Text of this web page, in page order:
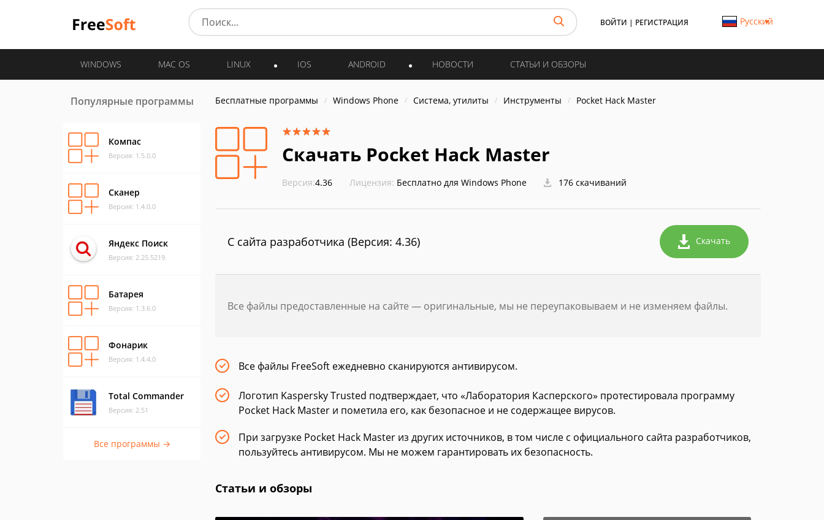
ВОЙТИ | РЕГИСТРАЦИЯ Русский
WINDOWS MAC OS LINUX IOS ANDROID НОВОСТИ СТАТЬИ И ОБЗОРЫ
Популярные программы
Компас
Версия: 1.5.0.0
Сканер
Версия: 1.4.0.0
Яндекс Поиск
Версия: 2.25.5219.
Батарея
Версия: 1.3.6.0
Фонарик
Версия: 1.4.4.0
Total Commander
Версия: 2.51
Все программы →
Бесплатные программы Windows Phone Система, утилиты Инструменты Pocket Hack Master
Скачать Pocket Hack Master
Версия:4.36 Лицензия: Бесплатно для Windows Phone 176 скачиваний
С сайта разработчика (Версия: 4.36) Скачать
Все файлы предоставленные на сайте — оригинальные, мы не переупаковываем и не изменяем файлы.
Все файлы FreeSoft ежедневно сканируются антивирусом.
Логотип Kaspersky Trusted подтверждает, что «Лаборатория Касперского» протестировала программу
Pocket Hack Master и пометила его, как безопасное и не содержащее вирусов.
При загрузке Pocket Hack Master из других источников, в том числе с официального сайта разработчиков,
пользуйтесь антивирусом. Мы не можем гарантировать их безопасность.
Статьи и обзоры